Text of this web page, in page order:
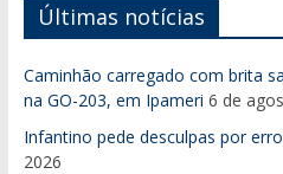
Últimas notícias
Caminhão carregado com brita
na GO-203, em Ipameri 6 de
Infantino pede desculpas por
2026